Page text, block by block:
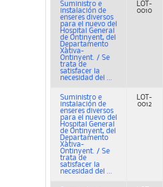
Suministro e
instalación de
enseres diversos
para el nuevo del
Hospital General
de Ontinyent, del
Departamento
Xàtiva-
Ontinyent. / Se
trata de
satisfacer la
necesidad del ...
LOT-
0010
Suministro e
instalación de
enseres diversos
para el nuevo del
Hospital General
de Ontinyent, del
Departamento
Xàtiva-
Ontinyent. / Se
trata de
satisfacer la
necesidad del ...
LOT-
0012